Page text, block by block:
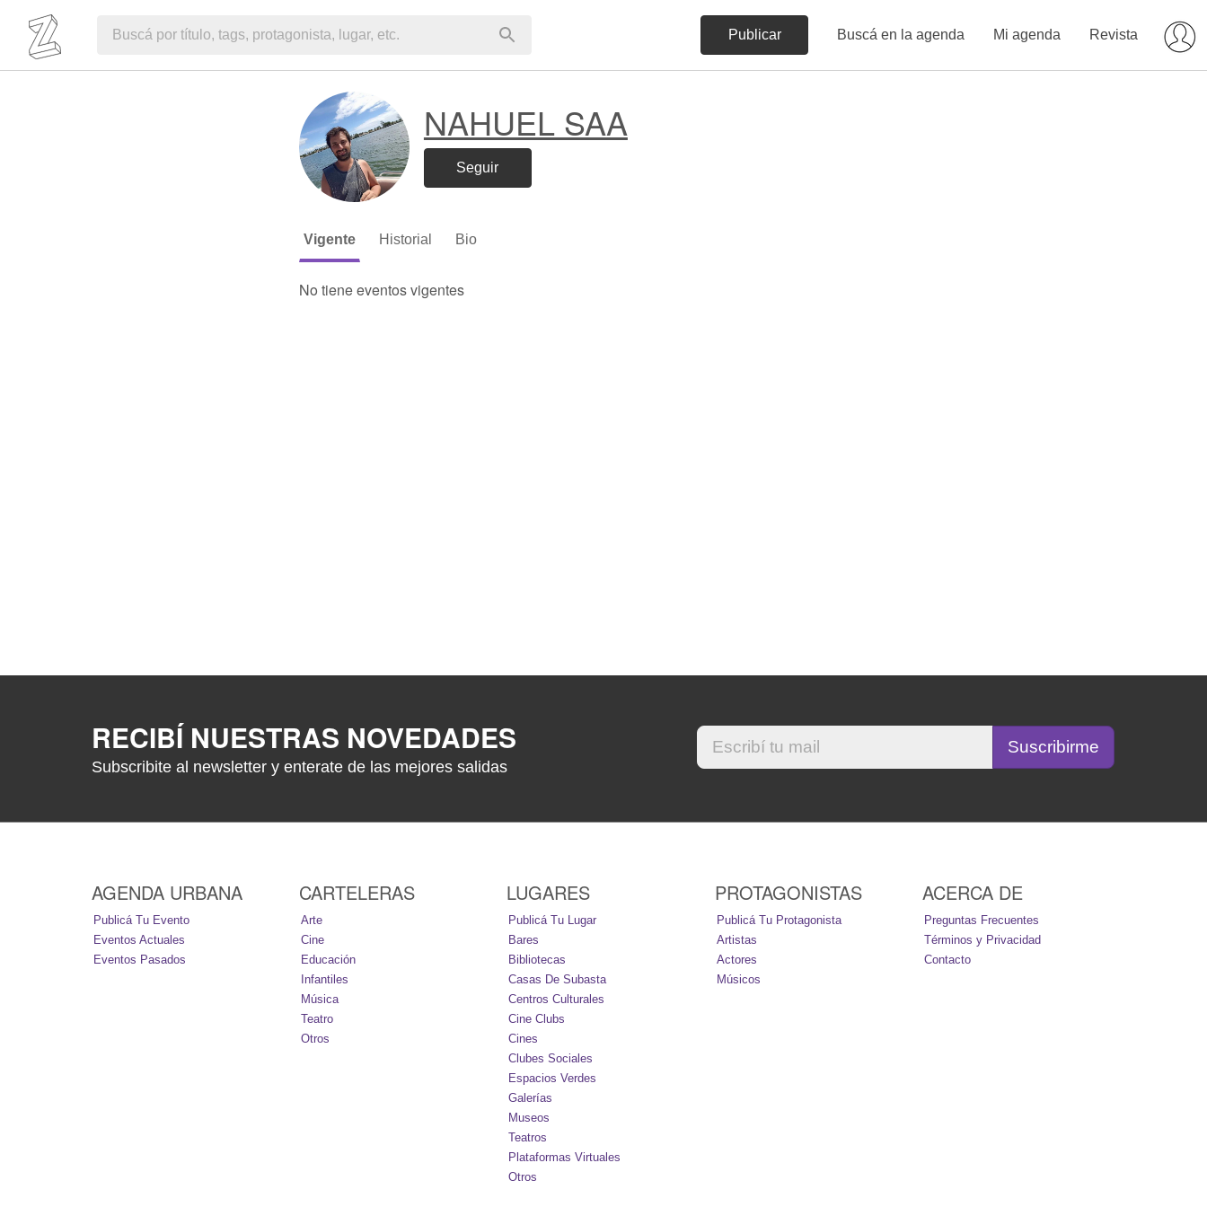
Publicar Buscá en la agenda Mi agenda Revista
NAHUEL SAA
Seguir
Vigente Historial Bio
No tiene eventos vigentes
RECIBÍ NUESTRAS NOVEDADES
Subscribite al newsletter y enterate de las mejores salidas
AGENDA URBANA
Publicá Tu Evento
Eventos Actuales
Eventos Pasados
CARTELERAS
Arte
Cine
Educación
Infantiles
Música
Teatro
Otros
LUGARES
Publicá Tu Lugar
Bares
Bibliotecas
Casas De Subasta
Centros Culturales
Cine Clubs
Cines
Clubes Sociales
Espacios Verdes
Galerías
Museos
Teatros
Plataformas Virtuales
Otros
PROTAGONISTAS
Publicá Tu Protagonista
Artistas
Actores
Músicos
ACERCA DE
Preguntas Frecuentes
Términos y Privacidad
Contacto